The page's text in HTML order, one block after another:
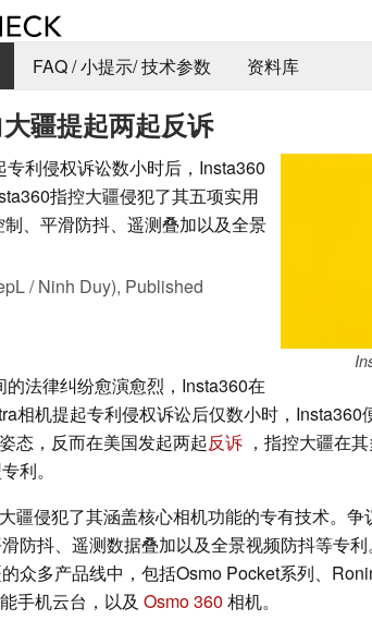
FAQ / 小提示/ 技术参数 资料库
疆提起两起反诉
利侵权诉讼数小时后，Insta360
指控大疆侵犯了其五项实用
、平滑防抖、遥测叠加以及全景
/ Ninh Duy), Published
法律纠纷愈演愈烈，Insta360在
相机提起专利侵权诉讼后仅数小时，Insta360
态，反而在美国发起两起反诉 ，指控大疆在
利。
疆侵犯了其涵盖核心相机功能的专有技术。争
防抖、遥测数据叠加以及全景视频防抖等专利
众多产品线中，包括Osmo Pocket系列、
手机云台，以及 Osmo 360 相机。